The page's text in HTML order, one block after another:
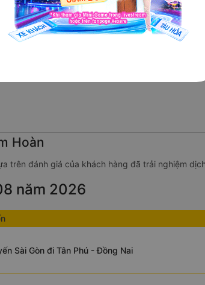
Hoàn
trên đánh giá của khách hàng đã trải nghiệm
năm 2026
Sài Gòn đi Tân Phú - Đồng Nai